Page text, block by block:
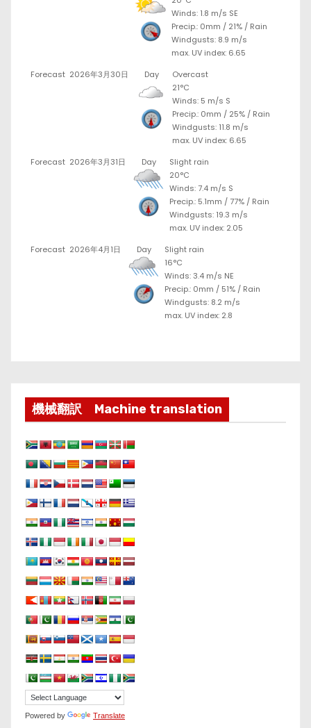
Winds: 1.8 m/s SE
Precip.: 0mm / 21% / Rain
Windgusts: 8.9 m/s
max. UV index: 6.65
Forecast 2026年3月30日 Day
Overcast
21°C
Winds: 5 m/s S
Precip.: 0mm / 25% / Rain
Windgusts: 11.8 m/s
max. UV index: 6.65
Forecast 2026年3月31日 Day
Slight rain
20°C
Winds: 7.4 m/s S
Precip.: 5.1mm /77% / Rain
Windgusts: 19.3 m/s
max. UV index: 2.05
Forecast 2026年4月1日 Day
Slight rain
16°C
Winds: 3.4 m/s NE
Precip.: 0mm / 51% / Rain
Windgusts: 8.2 m/s
max. UV index: 2.8
機械翻訳 Machine translation
Powered by Translate